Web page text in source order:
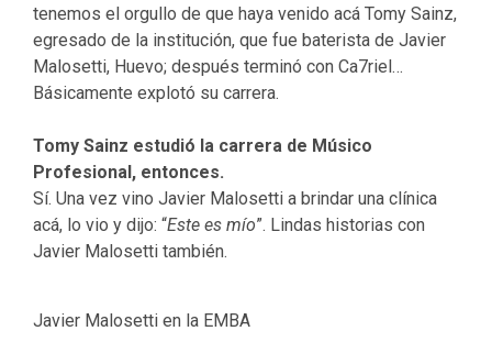
tenemos el orgullo de que haya venido acá Tomy Sainz,
egresado de la institución, que fue baterista de Javier
Malosetti, Huevo; después terminó con Ca7riel…
Básicamente explotó su carrera.
Tomy Sainz estudió la carrera de Músico
Profesional, entonces.
Sí. Una vez vino Javier Malosetti a brindar una clínica
acá, lo vio y dijo: “Este es mío”. Lindas historias con
Javier Malosetti también.
Javier Malosetti en la EMBA